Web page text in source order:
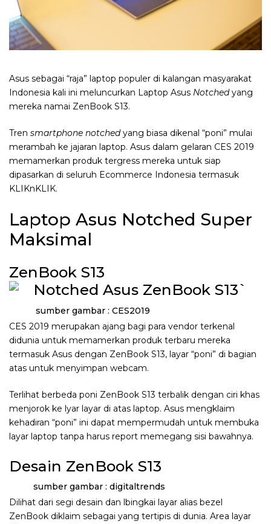
Asus sebagai “raja” laptop populer di kalangan masyarakat
Indonesia kali ini meluncurkan Laptop Asus Notchedyang
mereka namai ZenBook S13.
Tren smartphone notchedyang biasa dikenal “poni” mulai
merambah ke jajaran laptop. Asus dalam gelaran CES 2019
memamerkan produk tergress mereka untuk siap
dipasarkan di seluruh Ecommerce Indonesia termasuk
KLIKnKLIK.
Laptop Asus Notched Super
Maksimal
ZenBook S13
sumber gambar : CES2019
CES 2019 merupakan ajang bagi para vendor terkenal
didunia untuk memamerkan produk terbaru mereka
termasuk Asus dengan ZenBook S13, layar “poni” di bagian
atas untuk menyimpan webcam.
Terlihat berbeda poni ZenBook S13 terbalik dengan ciri khas
menjorok ke lyar layar di atas laptop. Asus mengklaim
kehadiran “poni” ini dapat mempermudah untuk membuka
layar laptop tanpa harus report memegang sisi bawahnya.
Desain ZenBook S13
sumber gambar : digitaltrends
Dilihat dari segi desain dan lbingkai layar alias bezel
ZenBook diklaim sebagai yang tertipis di dunia. Area layar